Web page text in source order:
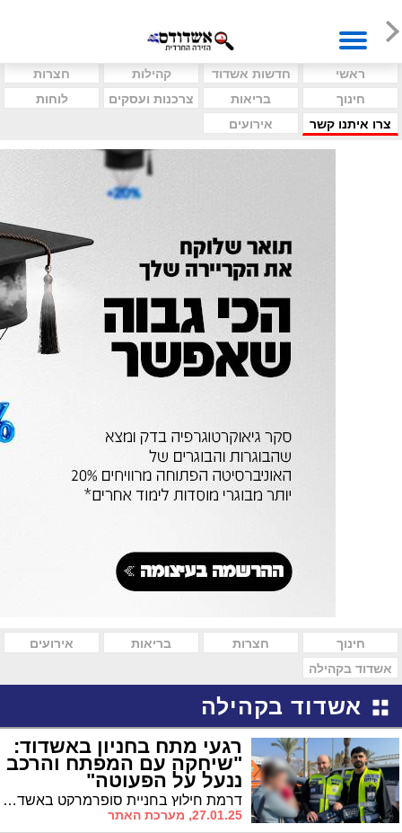
ראשי חדשות אשדוד קהילות
חצרות
חינוך
בריאות צרכנות ועסקים
לוחות
צרו איתנו קשר
אירועים
חינוך חצרות בריאות
אירועים
אשדוד בקהילה
אשדוד בקהילה
רגעי מתח בחניון באשדוד:
"שיחקה עם המפתח והרכב
ננעל על הפעוטה"
דרמת חילוץ בחניית סופרמרקט באשדוד: תינוקת כבת שנה ננעלה הבוקר ברכב לעיני אמה המבוהלת, לאחר ששיחקה עם מפתחות הרכב ולחצה בטעות על כפתור הנעילה. שלושה מתנדבי ארגון 'ידידים' חילצו את הפעוטה בשלום
27.01.25, מערכת האתר